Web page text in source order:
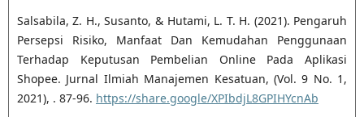
Salsabila, Z. H., Susanto, & Hutami, L. T. H. (2021). Pengaruh
Persepsi Risiko, Manfaat Dan Kemudahan Penggunaan
Terhadap Keputusan Pembelian Online Pada Aplikasi
Shopee. Jurnal Ilmiah Manajemen Kesatuan, (Vol. 9 No. 1,
2021), . 87-96. https://share.google/XPIbdjL8GPIHYcnAb